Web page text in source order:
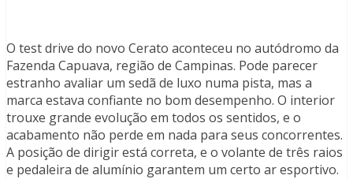
O test drive do novo Cerato aconteceu no autódromo da
Fazenda Capuava, região de Campinas. Pode parecer
estranho avaliar um sedã de luxo numa pista, mas a
marca estava confiante no bom desempenho. O interior
trouxe grande evolução em todos os sentidos, e o
acabamento não perde em nada para seus concorrentes.
A posição de dirigir está correta, e o volante de três raios
e pedaleira de alumínio garantem um certo ar esportivo.